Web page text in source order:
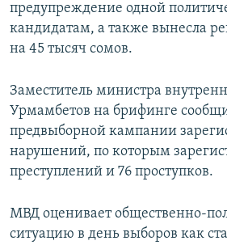
предупреждение одной
кандидатам, а также вынесла
на 45 тысяч сомов.
Заместитель министра
Урмамбетов на брифинге
предвыборной кампании
нарушений, по которым
преступлений и 76 проступков.
МВД оценивает общественно-
ситуацию в день выборов как